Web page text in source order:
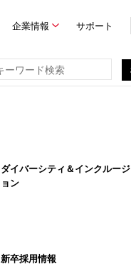
企業情報 サポート
ダイバーシティ＆インクルージ
ョン
新卒採用情報